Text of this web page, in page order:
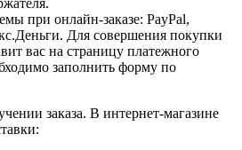
при онлайн-заказе: PayPal,
Для совершения покупки
вас на страницу платежного
заполнить форму по
заказа. В интернет-магазине